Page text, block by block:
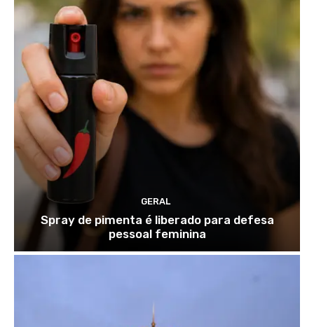
GERAL
Spray de pimenta é liberado para defesa
pessoal feminina